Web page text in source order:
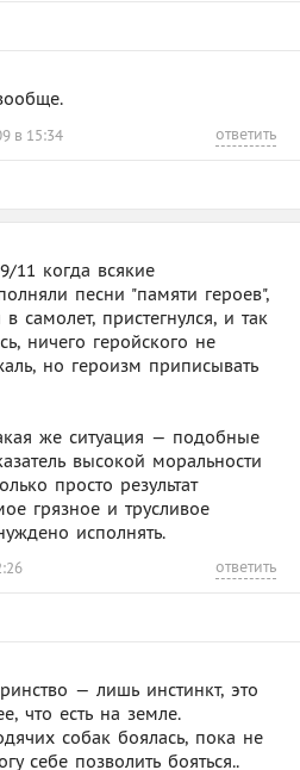
в 15:34 ответить
11 когда всякие
песни "памяти героев",
самолет, пристегнулся, и так
ничего геройского не
но героизм приписывать
же ситуация — подобные
высокой моральности
просто результат
грязное и трусливое
исполнять.
ответить
— лишь инстинкт, это
что есть на земле.
собак боялась, пока не
себе позволить бояться..